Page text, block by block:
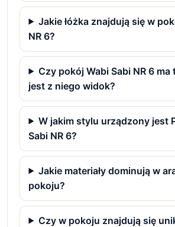
Jakie łóżka znajdują się w
NR 6?
Czy pokój Wabi Sabi NR 6 ma
jest z niego widok?
W jakim stylu urządzony jest
Sabi NR 6?
Jakie materiały dominują w
pokoju?
Czy w pokoju znajdują się